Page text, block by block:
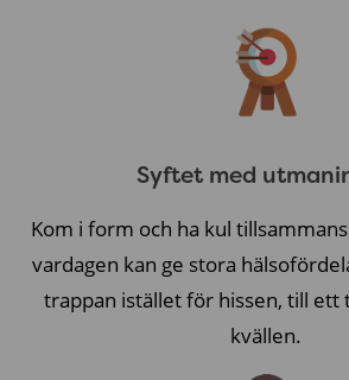
Syftet med
Kom i form och ha kul
vardagen kan ge stora
trappan istället för hissen, till ett
kvällen.